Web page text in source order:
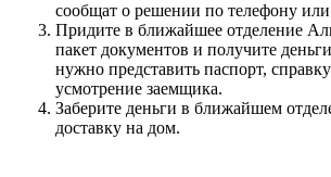
сообщат о решении по телефону
Придите в ближайшее отделение
пакет документов и получите
нужно представить паспорт,
усмотрение заемщика.
Заберите деньги в ближайшем
доставку на дом.